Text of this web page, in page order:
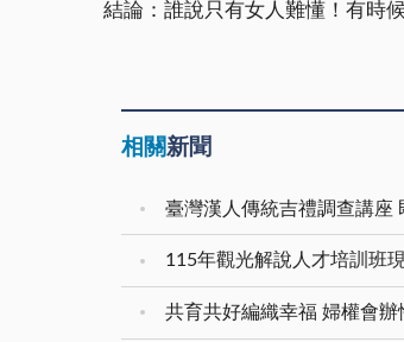
結論：誰說只有女人難懂！有時
相關新聞
臺灣漢人傳統吉禮調查講座
115年觀光解說人才培訓班
共育共好編織幸福 婦權會